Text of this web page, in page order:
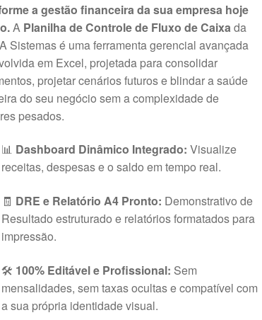
original
era:
R$69,99.
atual
é:
R$39,99.
a gestão financeira da sua empresa hoje
A Planilha de Controle de Fluxo de Caixada
Sistemas é uma ferramenta gerencial avançada
em Excel, projetada para consolidar
projetar cenários futuros e blindar a saúde
do seu negócio sem a complexidade de
pesados.
📊 Dashboard Dinâmico Integrado: Visualize
receitas, despesas e o saldo em tempo real.
🧾 DRE e Relatório A4 Pronto: Demonstrativo de
Resultado estruturado e relatórios formatados para
impressão.
🛠️ 100% Editável e Profissional: Sem
mensalidades, sem taxas ocultas e compatível com
a sua própria identidade visual.